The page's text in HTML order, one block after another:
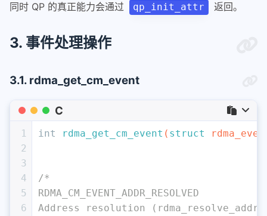
同时 QP 的真正能力会通过
qp_init_attr 返回。
3. 事件处理操作
3.1. rdma_get_cm_event
C
1
2
3
4
5
6
int rdma_get_cm_event ( struct
/*
RDMA_CM_EVENT_ADDR_RESOLVED
Address resolution